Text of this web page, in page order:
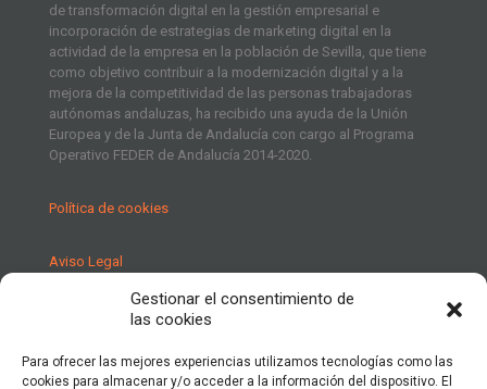
Gestionar el consentimiento de
las cookies
Para ofrecer las mejores experiencias utilizamos tecnologías como las
cookies para almacenar y/o acceder a la información del dispositivo. El
de transformación digital en la gestión empresarial e
incorporación de estrategias de marketing digital en la
actividad de la empresa en la población de Sevilla, que tiene
como objetivo contribuir a la modernización digital y a la
mejora de la competitividad de las personas trabajadoras
autónomas andaluzas, ha recibido una ayuda de la Unión
Europea y de la Junta de Andalucía con cargo al Programa
Operativo FEDER de Andalucía 2014-2020.
Política de cookies
Aviso Legal
Política de Privacidad